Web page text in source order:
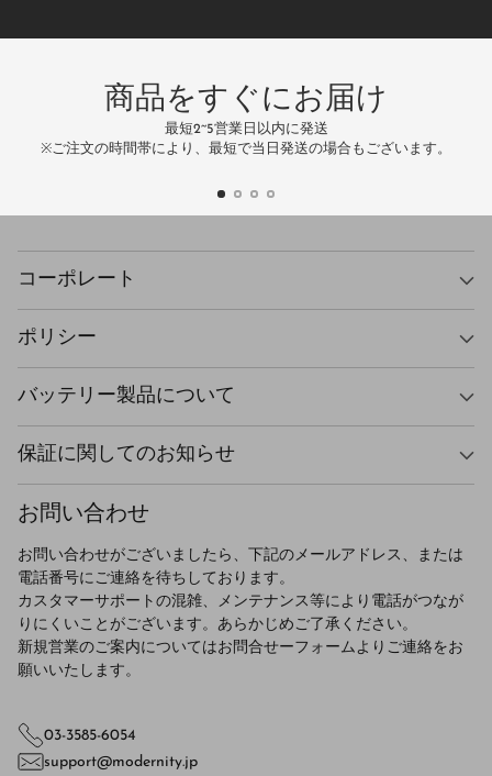
レ
商品をすぐにお届け
最短2~5営業日以内に発送
※ご注文の時間帯により、最短で当日発送の場合もございます。
コーポレート
ポリシー
バッテリー製品について
保証に関してのお知らせ
お問い合わせ
お問い合わせがございましたら、下記のメールアドレス、または
電話番号にご連絡を待ちしております。
カスタマーサポートの混雑、メンテナンス等により電話がつなが
りにくいことがございます。あらかじめご了承ください。
新規営業のご案内についてはお問合せーフォームよりご連絡をお
願いいたします。
03-3585-6054
support@modernity.jp